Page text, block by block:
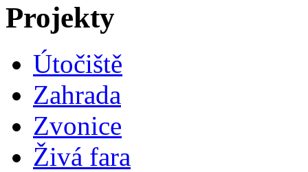
Projekty
Útočiště
Zahrada
Zvonice
Živá fara